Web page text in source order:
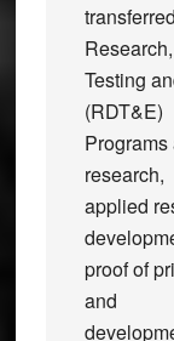
Testing
(RDT&E)
research,
applied
proof of
and